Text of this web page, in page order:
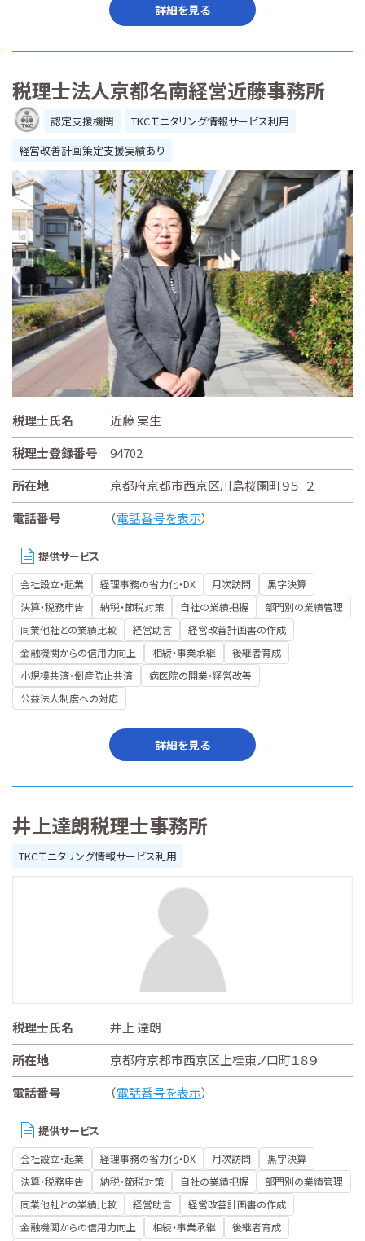
詳細を見る
税理士法人京都名南経営近藤事務所
認定支援機関
TKCモニタリング情報サービス利用
経営改善計画策定支援実績あり
税理士氏名
近藤 実生
税理士登録番号
94702
所在地
京都府京都市西京区川島桜園町９５−２
電話番号
（電話番号を表示）
提供サービス
会社設立・起業 経理事務の省力化・DX 月次訪問
黒字決算
決算・税務申告
納税・節税対策 自社の業績把握
部門別の業績管理
同業他社との業績比較
経営助言
経営改善計画書の作成
金融機関からの信用力向上
相続・事業承継
後継者育成
小規模共済・倒産防止共済
病医院の開業・経営改善
公益法人制度への対応
詳細を見る
井上達朗税理士事務所
TKCモニタリング情報サービス利用
税理士氏名
井上 達朗
所在地
京都府京都市西京区上桂東ノ口町１８９
電話番号
（電話番号を表示）
提供サービス
会社設立・起業 経理事務の省力化・DX 月次訪問
黒字決算
決算・税務申告
納税・節税対策 自社の業績把握
部門別の業績管理
同業他社との業績比較
経営助言
経営改善計画書の作成
金融機関からの信用力向上
相続・事業承継 後継者育成